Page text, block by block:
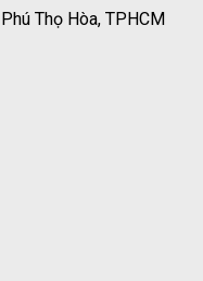
Thọ Hòa, TPHCM